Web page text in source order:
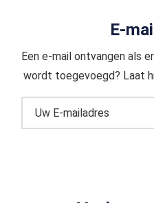
E-
Een e-mail ontvangen als
wordt toegevoegd? Laat